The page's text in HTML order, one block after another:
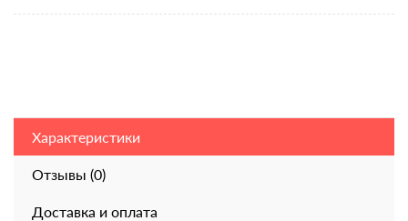
Характеристики
Отзывы (0)
Доставка и оплата